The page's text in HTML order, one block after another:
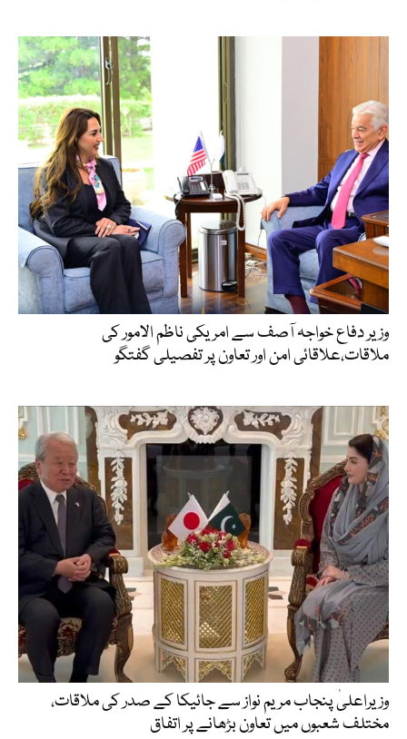
وزیر دفاع خواجہ آصف سے امریکی ناظم الامور کی
ملاقات،علاقائی امن اور تعاون پر تفصیلی گفتگو
وزیراعلیٰ پنجاب مریم نواز سے جائیکا کے صدر کی ملاقات،
مختلف شعبوں میں تعاون بڑھانے پر اتفاق